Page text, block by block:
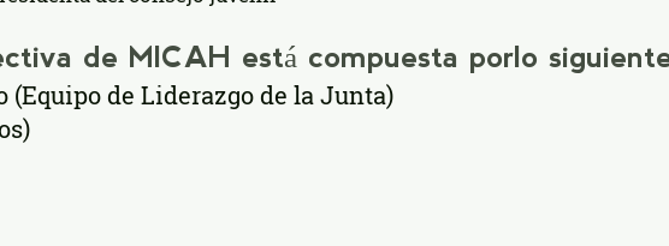
de MICAH está compuesta porlo
(Equipo de Liderazgo de la Junta)